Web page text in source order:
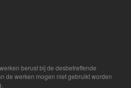
berust bij de desbetreffende
de werken mogen niet gebruikt worden